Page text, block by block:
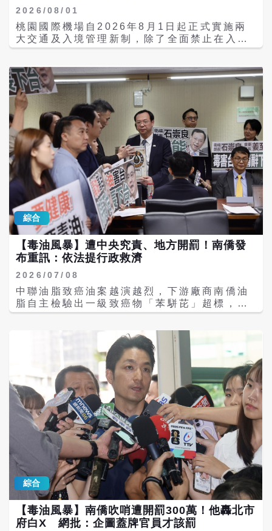
2026/08/01
桃園國際機場自2026年8月1日起正式實施兩
大交通及入境管理新制，除了全面禁止在入境
大廳以物品「霸位」接機外，客運大樓外亦同
即拍照舉發。然而，此舉引發不少駕駛與觀光
界關切，本身也是旅行業者的台北城市科技大
學觀光系助理教授李奇嶽向「梅花新聞網」表
示，機場管制的同時，應儘速補齊接車候車區
與資訊連動等配套措施，切莫讓科技執法變成
單純的「開罰工具」。 過往不少旅行社及飯店
接送人員，習慣在入境大廳旅客出口處的低矮
圍欄上放置名牌、行李或雜物佔據有利位置，
造成通道阻塞並影響門面形象。桃園國際機場
公司指出，宣導期已於7月31日屆滿，8月1日
起正式依《民用航空法》嚴格執法。 新制規
定，任何人在現場違規佔位，經勸導仍不改善
者，將處新台幣5000元以上、25000元以下
罰鍰；若情節嚴重或拒絕配合，航空警察有權
強制其離開航廈。港澳及國際旅客若有預約接
送服務，出發前應先與司機約定新的相認方
式，避免司機因違規佔位而受罰。 航廈外啟用
了大廳內的秩序重整，桃園機場航廈外的交通
管制也全面升級。航空警察局於第一航廈（13
至33號會面點）指定路段啟用自動化科技執法
系統，進行全天候進行違規偵測。 凡車輛在指
定區域內靜止停留超過3分鐘，系統將自動錄
影、拍照舉發，並依《道路交通管理處罰條
例》開罰新台幣600元至1200元。桃機公司雖
建議接機車輛可善用停車場前30分鐘免費措
施，待旅客確定出關後再駛往接送區，但尖峰
時段進出停車場與航廈道路的壅塞問題，仍讓
不少駕駛心生焦慮。 業者質疑配套不足 呼籲
借鑑國際經驗補齊五大制度 李奇嶽對此表示，
維持國際機場秩序確有必要，但科技執法僅能
識別停留時間，卻無法判斷現場真實狀況。國
際航班落地後，旅客還需經歷通關、領行李等
流程，時間難以精準掌握；若遇到長者、幼
童、輪椅旅客或攜帶大型行李者，短短3分鐘
往往不足以完成上車。 李奇嶽指出，美國洛杉
磯與舊金山機場設有免費「手機候車區」；日
綜合
【毒油風暴】遭中央究責、地方開罰！南僑發
布重訊：依法提行政救濟
2026/07/08
中聯油脂致癌油案越演越烈，下游廠商南僑油
脂自主檢驗出一級致癌物「苯駢芘」超標，遭
衛福部長石崇良指出，南僑未直接依法通報衛
接著發布南僑油脂未依法通報開罰300萬元。
對此，母公司南僑投資控股7日晚間發布重大
訊息，強調南僑油脂自主檢驗不符法規規定的
是留樣樣品，其餘經送檢皆合格，待收到裁罰
書後再與律師研商後，依法提出行政救濟。 南
僑指出，依照食品監測計畫，南僑油脂公司有
實施自主檢驗，進貨之油品廠商有提供產品品
質報告，南僑油脂公司也有進行進貨原料之品
質檢驗再進行收貨。 南僑續指，南僑油脂公司
之實驗室針對福壽實業股份有限公司提供之一
級黃豆油進行檢驗，檢驗結果苯駢芘數值檢出
有超標。但因檢測的樣品為留樣樣本，其餘一
級黃豆油已經投入桶槽內，所以南僑油脂公司
對桶槽內的油品及2項成品進行檢驗，檢驗結
果皆為符合規定。 但因對留樣樣本檢測數值有
疑慮，所以也有另外送驗台灣檢驗科技股份有
綜合
【毒油風暴】南僑吹哨遭開罰300萬！他轟北市
府白X 網批：企圖蓋牌官員才該罰